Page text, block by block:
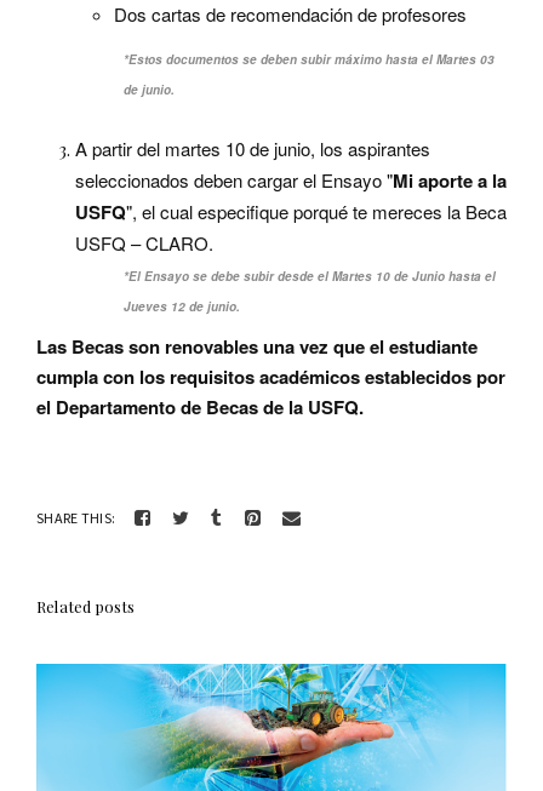
Dos cartas de recomendación de profesores
*Estos documentos se deben subir máximo hasta el Martes 03
de junio.
A partir del martes 10 de junio, los aspirantes
seleccionados deben cargar el Ensayo "Mi aporte a la
USFQ", el cual especifique porqué te mereces la Beca
USFQ – CLARO.
*El Ensayo se debe subir desde el Martes 10 de Junio hasta el
Jueves 12 de junio.
Las Becas son renovables una vez que el estudiante
cumpla con los requisitos académicos establecidos por
el Departamento de Becas de la USFQ.
SHARE THIS:
Related posts